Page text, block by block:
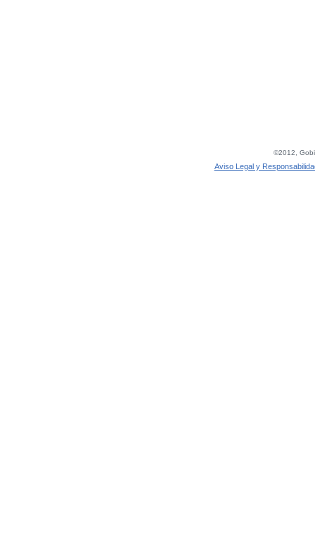
©2012,
Aviso Legal y